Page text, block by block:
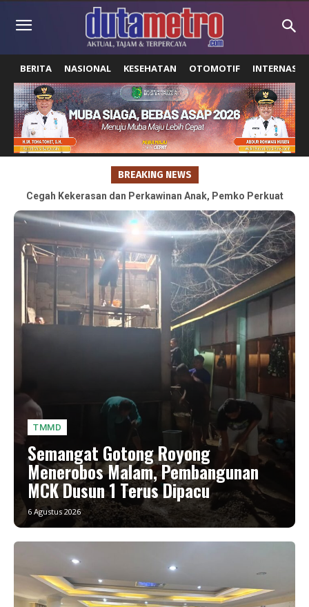
BERITA NASIONAL KESEHATAN OTOMOTIF
BREAKING NEWS
Cegah Kekerasan dan Perkawinan Anak, Pemko Perkuat
TMMD
Semangat Gotong Royong
Menerobos Malam, Pembangunan
MCK Dusun 1 Terus Dipacu
6 Agustus 2026